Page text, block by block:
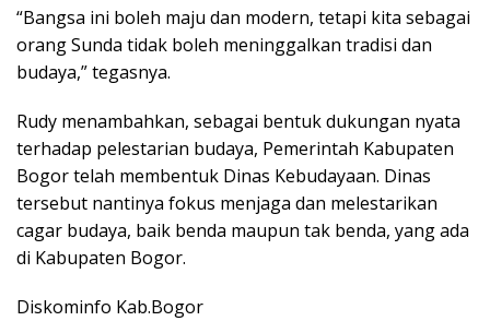
“Bangsa ini boleh maju dan modern, tetapi kita sebagai
orang Sunda tidak boleh meninggalkan tradisi dan
budaya,” tegasnya.
Rudy menambahkan, sebagai bentuk dukungan nyata
terhadap pelestarian budaya, Pemerintah Kabupaten
Bogor telah membentuk Dinas Kebudayaan. Dinas
tersebut nantinya fokus menjaga dan melestarikan
cagar budaya, baik benda maupun tak benda, yang ada
di Kabupaten Bogor.
Diskominfo Kab.Bogor